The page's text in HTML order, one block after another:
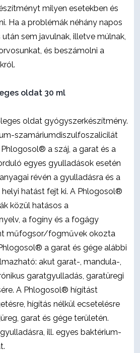
milyen esetekben és
Ha a problémák néhány napos
sem javulnak, illetve múlnak,
és beszámolni a
oldat 30 ml
oldat gyógyszerkészítmény.
szamáriumdiszulfoszalicilát
a száj, a garat és a
egyes gyulladások esetén
révén a gyulladásra és a
hatást fejt ki. A Phlogosol®
közül hatásos a
a fogíny és a fogágy
műfogsor/fogművek okozta
a garat és gége alábbi
akut garat-, mandula-,
garatgyulladás, garatüregi
A Phlogosol® hígítást
hígítás nélkül ecsetelésre
garat és gége területén.
ill. egyes baktérium-